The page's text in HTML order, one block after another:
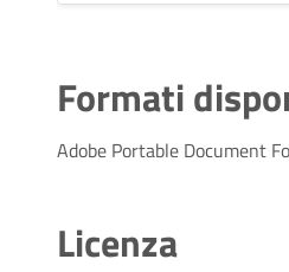
Formati
Adobe Portable Document
Licenza